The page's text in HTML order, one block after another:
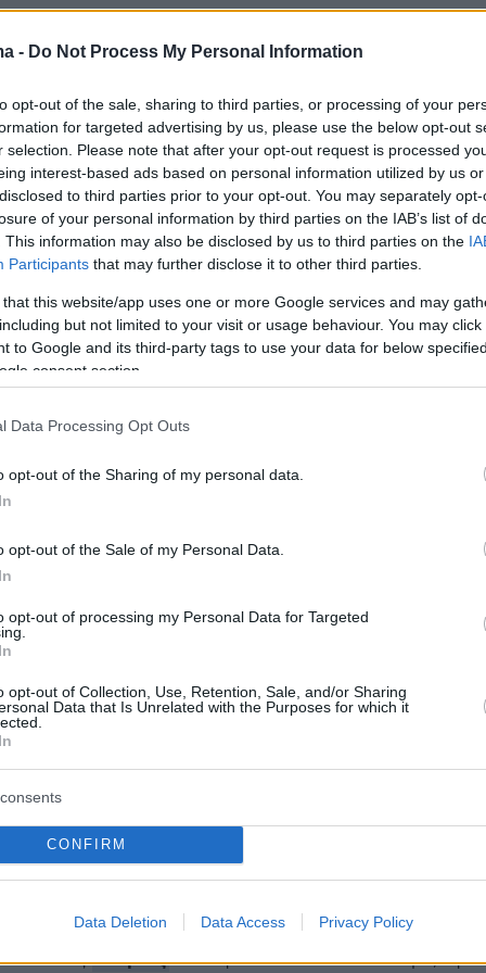
- Do Not Process My Personal Information
opt-out of the sale, sharing to third parties, or processing of your
for targeted advertising by us, please use the below opt-out
selection. Please note that after your opt-out request is processed
interest-based ads based on personal information utilized by us
to third parties prior to your opt-out. You may separately
of your personal information by third parties on the IAB’s list of
This information may also be disclosed by us to third parties on the
Participants that may further disclose it to other third parties.
that this website/app uses one or more Google services and may
but not limited to your visit or usage behaviour. You may
to Google and its third-party tags to use your data for below
consent section.
Data Processing Opt Outs
opt-out of the Sharing of my personal data.
opt-out of the Sale of my Personal Data.
opt-out of processing my Personal Data for Targeted
opt-out of Collection, Use, Retention, Sale, and/or Sharing
Data that Is Unrelated with the Purposes for which it
CONFIRM
Data Deletion Data Access Privacy Policy
πρόσθεσε: « Το κενό που άφησε ο Νίκος
της Κατερίνας Ζαρίφη στο web το βράδυ
αμήχανο. Αυτή είναι η αλήθεια. Δηλαδή
ίδιοι το ξέρουν, επαγγελματίες είναι όλοι,
που ήρθαν τώρα ξαφνικά από αλλού…
δεν μπορώ να πω ψέματα. Ελπίζω
γιατί ξεκίνησαν τώρα σε κάτι που δεν το
λίγο πιο ελεύθερη και θα αφήσω λίγο
θέλω να το δω σε δυο εβδομάδες από τώρα
NDPPHOTO
ΣΥΡΙΖΑ πριν το σημερινό Εκτελεστικό
συζήτησαν οι ομάδες Αχτσιόγλου, Παππά
ΝΔ στη δημοσκόπηση της GPO -
για τη δεύτερη θέση
Ισραήλ με Ερντογάν και Γκουτέρες -
ο Νετανιάχου για χερσαία εισβολή στη
protothema.gr στο Google Newsκαι μάθετε πρώτοι
Ειδήσειςαπό την Ελλάδα και τον Κόσμο, τη